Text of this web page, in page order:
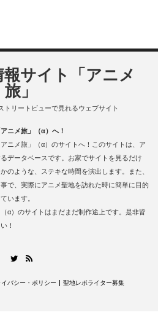
サイト「アニメ
旅」
トリートビューで見れるウェブサイト
ニメ旅」（α）へ！
ニメ旅」（α）のサイトへ！このサイトは、ア
データベースです。お家でサイトを見るだけ
のような、ステキな時間を演出します。また、
で、実際にアニメ聖地を訪れた時に簡単に目的
います。
α）のサイトはまだまだ制作途上です。是非皆
！
Twitter
イバシー・ポリシー 聖地レポライター募集